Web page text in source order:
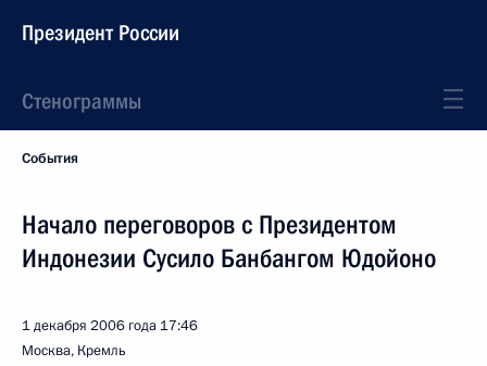
Президент России
Стенограммы
События
Начало переговоров с Президентом
Индонезии Сусило Банбангом Юдойоно
1 декабря 2006 года 17:46
Москва, Кремль